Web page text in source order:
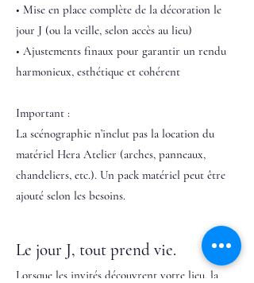
• Mise en place complète de la décoration le
jour J (ou la veille, selon accès au lieu)
• Ajustements finaux pour garantir un rendu
harmonieux, esthétique et cohérent
Important :
La scénographie n’inclut pas la location du
matériel Hera Atelier (arches, panneaux,
chandeliers, etc.). Un pack matériel peut être
ajouté selon les besoins.
​Le jour J, tout prend vie.
Lorsque les invités découvrent votre lieu, la